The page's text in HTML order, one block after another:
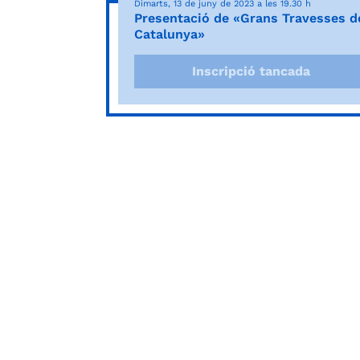
Dimarts, 13 de juny de 2023 a les 19.30 h
Presentació de «Grans Travesses
Catalunya»
Inscripció tancada